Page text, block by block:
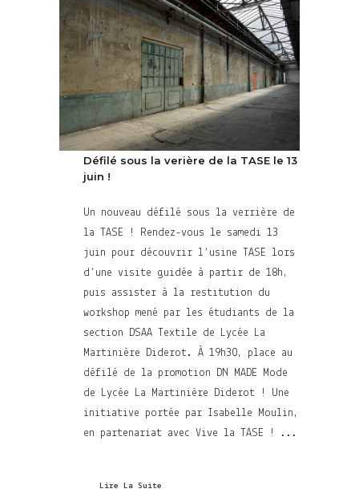
Défilé sous la verière de la TASE le 13
juin !
Un nouveau défilé sous la verrière de
la TASE ! Rendez-vous le samedi 13
juin pour découvrir l’usine TASE lors
d’une visite guidée à partir de 18h,
puis assister à la restitution du
workshop mené par les étudiants de la
section DSAA Textile de Lycée La
Martinière Diderot. À 19h30, place au
défilé de la promotion DN MADE Mode
de Lycée La Martinière Diderot ! Une
initiative portée par Isabelle Moulin,
en partenariat avec Vive la TASE ! ...
Lire La Suite